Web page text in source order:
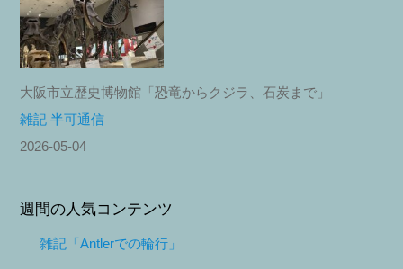
大阪市立歴史博物館「恐竜からクジラ、石炭まで」
雑記 半可通信
2026-05-04
週間の人気コンテンツ
雑記「Antlerでの輪行」